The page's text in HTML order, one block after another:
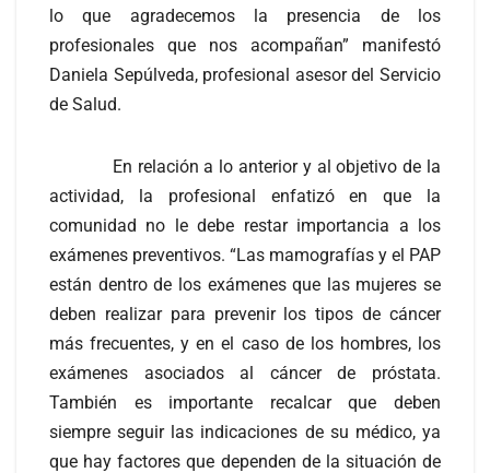
lo que agradecemos la presencia de los
profesionales que nos acompañan” manifestó
Daniela Sepúlveda, profesional asesor del Servicio
de Salud.
En relación a lo anterior y al objetivo de la
actividad, la profesional enfatizó en que la
comunidad no le debe restar importancia a los
exámenes preventivos. “Las mamografías y el PAP
están dentro de los exámenes que las mujeres se
deben realizar para prevenir los tipos de cáncer
más frecuentes, y en el caso de los hombres, los
exámenes asociados al cáncer de próstata.
También es importante recalcar que deben
siempre seguir las indicaciones de su médico, ya
que hay factores que dependen de la situación de